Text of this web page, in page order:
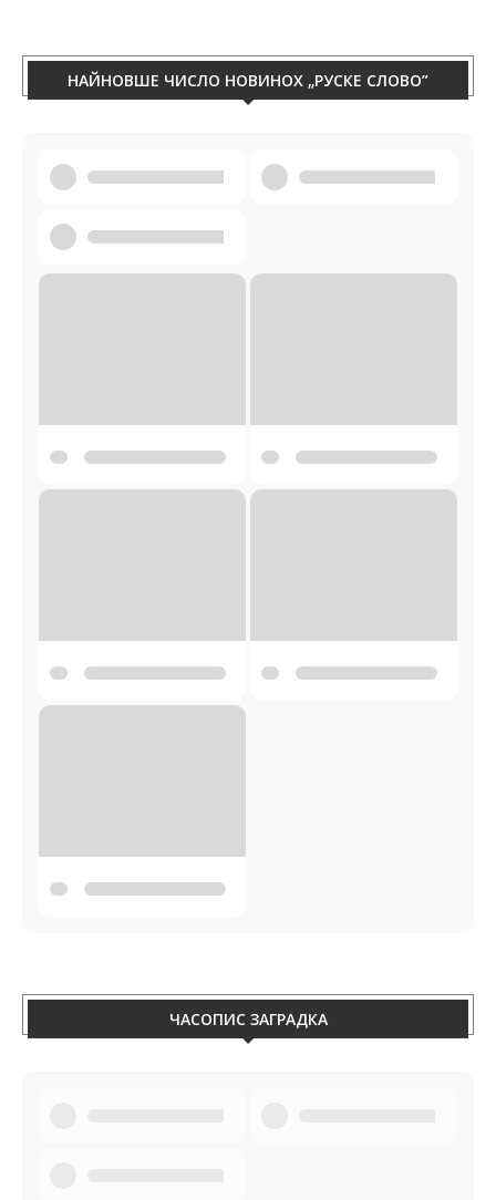
НАЙНОВШЕ ЧИСЛО НОВИНОХ „РУСКЕ СЛОВО”
ЧАСОПИС ЗАГРАДКА